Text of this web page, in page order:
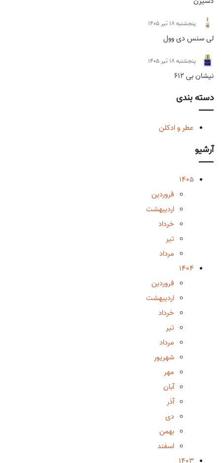
پنجشنبه 18 تیر 1405
لی سنس دی وول
پنجشنبه 18 تیر 1405
نیشان بی 612
دسته بندی
عطر و ادکلن
آرشیو
1405
فروردین
اردیبهشت
خرداد
تیر
مرداد
1404
فروردین
اردیبهشت
خرداد
تیر
مرداد
شهریور
مهر
آبان
آذر
دی
بهمن
اسفند